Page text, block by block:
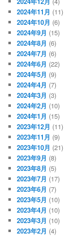
2024年11月 (11)
2024年10月 (6)
2024年9月 (15)
2024年8月 (6)
2024年7月 (6)
2024年6月 (22)
2024年5月 (9)
2024年4月 (7)
2024年3月 (3)
2024年2月 (10)
2024年1月 (15)
2023年12月 (11)
2023年11月 (9)
2023年10月 (21)
2023年9月 (8)
2023年8月 (5)
2023年7月 (17)
2023年6月 (7)
2023年5月 (10)
2023年4月 (10)
2023年3月 (10)
2023年2月 (4)